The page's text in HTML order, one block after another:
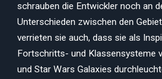
schrauben die Entwickler noch an
Unterschieden zwischen den
verrieten sie auch, dass sie als
Fortschritts- und Klassensysteme
und Star Wars Galaxies